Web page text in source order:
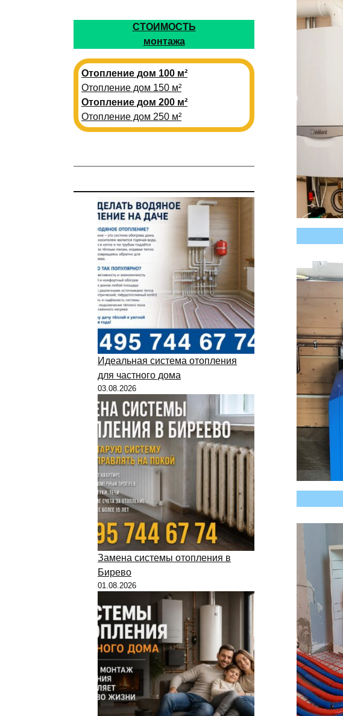
СТОИМОСТЬ
монтажа
Отопление дом 100 м²
Отопление дом 150 м²
Отопление дом 200 м²
Отопление дом 250 м²
Идеальная система отопления
для частного дома
03.08.2026
Замена системы отопления в
Бирево
01.08.2026